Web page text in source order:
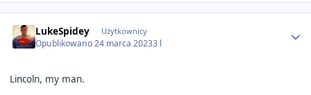
LukeSpidey Użytkownicy
Opublikowano24 marca 20233 l
Lincoln, my man.